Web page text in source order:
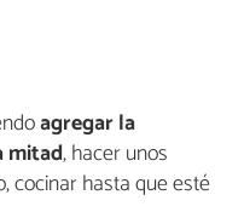
agregar la
mitad, hacer unos
cocinar hasta que esté